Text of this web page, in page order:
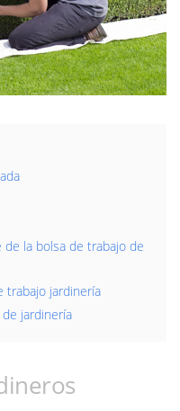
la bolsa de trabajo de
trabajo jardinería
jardinería